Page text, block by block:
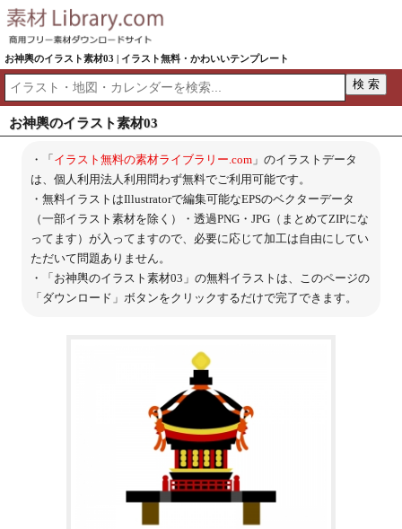
お神輿のイラスト素材03 | イラスト無料・かわいいテンプレート
お神輿のイラスト素材03
・「イラスト無料の素材ライブラリー.com」のイラストデータ
は、個人利用法人利用問わず無料でご利用可能です。
・無料イラストはIllustratorで編集可能なEPSのベクターデータ
（一部イラスト素材を除く）・透過PNG・JPG（まとめてZIPにな
ってます）が入ってますので、必要に応じて加工は自由にしてい
ただいて問題ありません。
・「お神輿のイラスト素材03」の無料イラストは、このページの
「ダウンロード」ボタンをクリックするだけで完了できます。